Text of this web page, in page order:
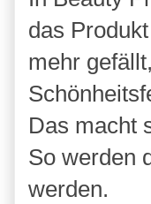
das
mehr
Das macht
So werden
werden.